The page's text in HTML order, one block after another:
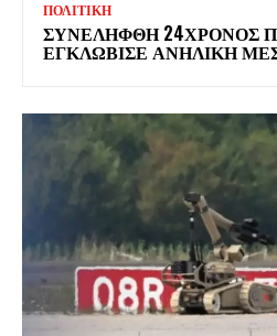
ΠΟΛΙΤΙΚΗ
ΣΥΝΕΛΗΦΘΗ 24ΧΡΟΝΟΣ
ΕΓΚΛΩΒΙΣΕ ΑΝΗΛΙΚΗ